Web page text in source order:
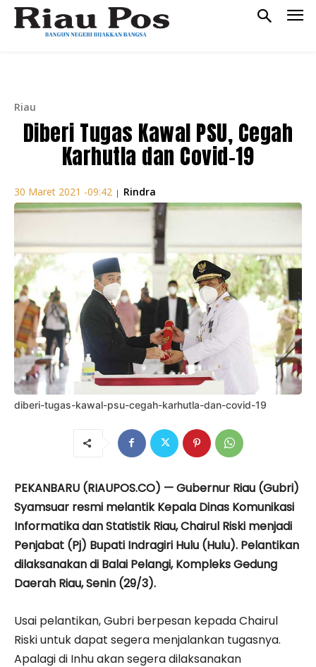
Riau
Diberi Tugas Kawal PSU, Cegah
Karhutla dan Covid-19
30 Maret 2021 -09:42 | Rindra
diberi-tugas-kawal-psu-cegah-karhutla-dan-covid-19
PEKANBARU (RIAUPOS.CO) — Gubernur Riau (Gubri)
Syamsuar resmi melantik Kepala Dinas Komunikasi
Informatika dan Statistik Riau, Chairul Riski menjadi
Penjabat (Pj) Bupati Indragiri Hulu (Hulu). Pelantikan
dilaksanakan di Balai Pelangi, Kompleks Gedung
Daerah Riau, Senin (29/3).
Usai pelantikan, Gubri berpesan kepada Chairul
Riski untuk dapat segera menjalankan tugasnya.
Apalagi di Inhu akan segera dilaksanakan